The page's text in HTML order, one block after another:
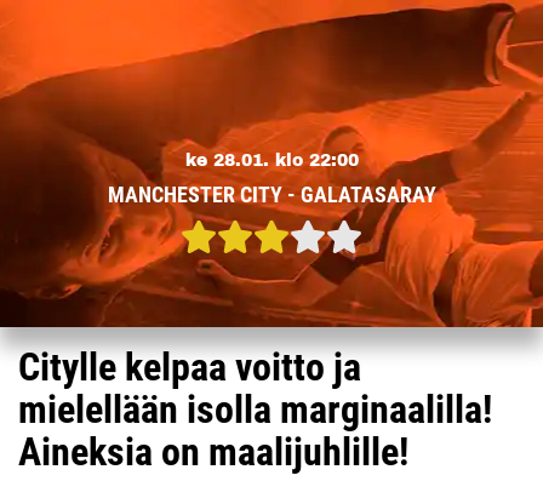
ke 28.01. klo 22:00
MANCHESTER CITY - GALATASARAY
Citylle kelpaa voitto ja
mielellään isolla marginaalilla!
Aineksia on maalijuhlille!